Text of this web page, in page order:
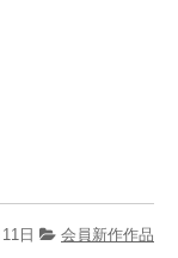
日 会員新作作品